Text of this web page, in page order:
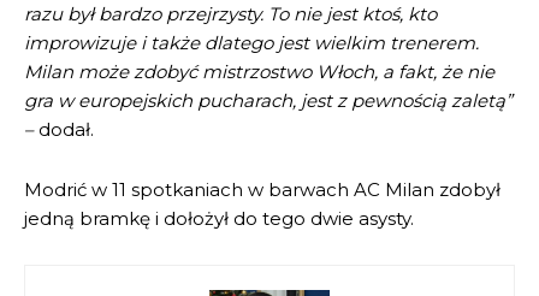
razu był bardzo przejrzysty. To nie jest ktoś, kto
improwizuje i także dlatego jest wielkim trenerem.
Milan może zdobyć mistrzostwo Włoch, a fakt, że nie
gra w europejskich pucharach, jest z pewnością zaletą”
– dodał.
Modrić w 11 spotkaniach w barwach AC Milan zdobył
jedną bramkę i dołożył do tego dwie asysty.